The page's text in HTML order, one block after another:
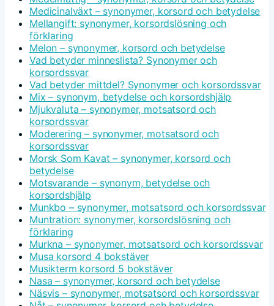
Medicinalväxt – synonymer, korsord och betydelse
Mellangift: synonymer, korsordslösning och
förklaring
Melon – synonymer, korsord och betydelse
Vad betyder minneslista? Synonymer och
korsordssvar
Vad betyder mittdel? Synonymer och korsordssvar
Mix – synonym, betydelse och korsordshjälp
Mjukvaluta – synonymer, motsatsord och
korsordssvar
Moderering – synonymer, motsatsord och
korsordssvar
Morsk Som Kavat – synonymer, korsord och
betydelse
Motsvarande – synonym, betydelse och
korsordshjälp
Munkbo – synonymer, motsatsord och korsordssvar
Muntration: synonymer, korsordslösning och
förklaring
Murkna – synonymer, motsatsord och korsordssvar
Musa korsord 4 bokstäver
Musikterm korsord 5 bokstäver
Nasa – synonymer, korsord och betydelse
Näsvis – synonymer, motsatsord och korsordssvar